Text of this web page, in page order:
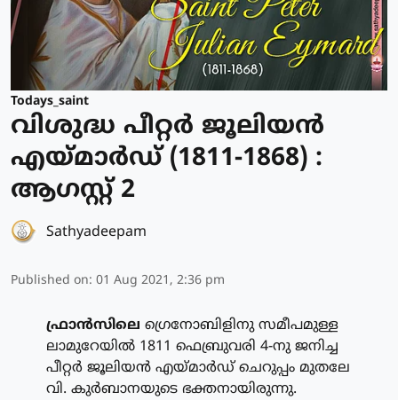
Todays_saint
വിശുദ്ധ പീറ്റര്‍ ജൂലിയന്‍
എയ്മാര്‍ഡ് (1811-1868) :
ആഗസ്റ്റ് 2
Sathyadeepam
Published on: 01 Aug 2021, 2:36 pm
ഫ്രാന്‍സിലെ ഗ്രെനോബിളിനു സമീപമുള്ള
ലാമുറേയില്‍ 1811 ഫെബ്രുവരി 4-നു ജനിച്ച
പീറ്റര്‍ ജൂലിയന്‍ എയ്മാര്‍ഡ് ചെറുപ്പം മുതലേ
വി. കുര്‍ബാനയുടെ ഭക്തനായിരുന്നു.